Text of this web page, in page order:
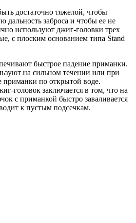
достаточно тяжелой, чтобы
дальность заброса и чтобы ее не
используют джиг-головки трех
с плоским основанием типа Stand
быстрое падение приманки.
на сильном течении или при
по открытой воде.
головок заключается в том, что на
с приманкой быстро заваливается
к пустым подсечкам.